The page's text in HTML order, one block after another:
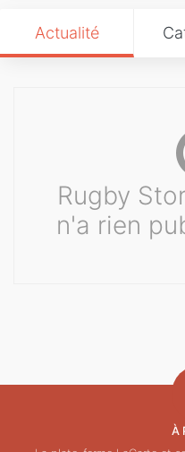
Actualité
Rugby
n'a rien
À